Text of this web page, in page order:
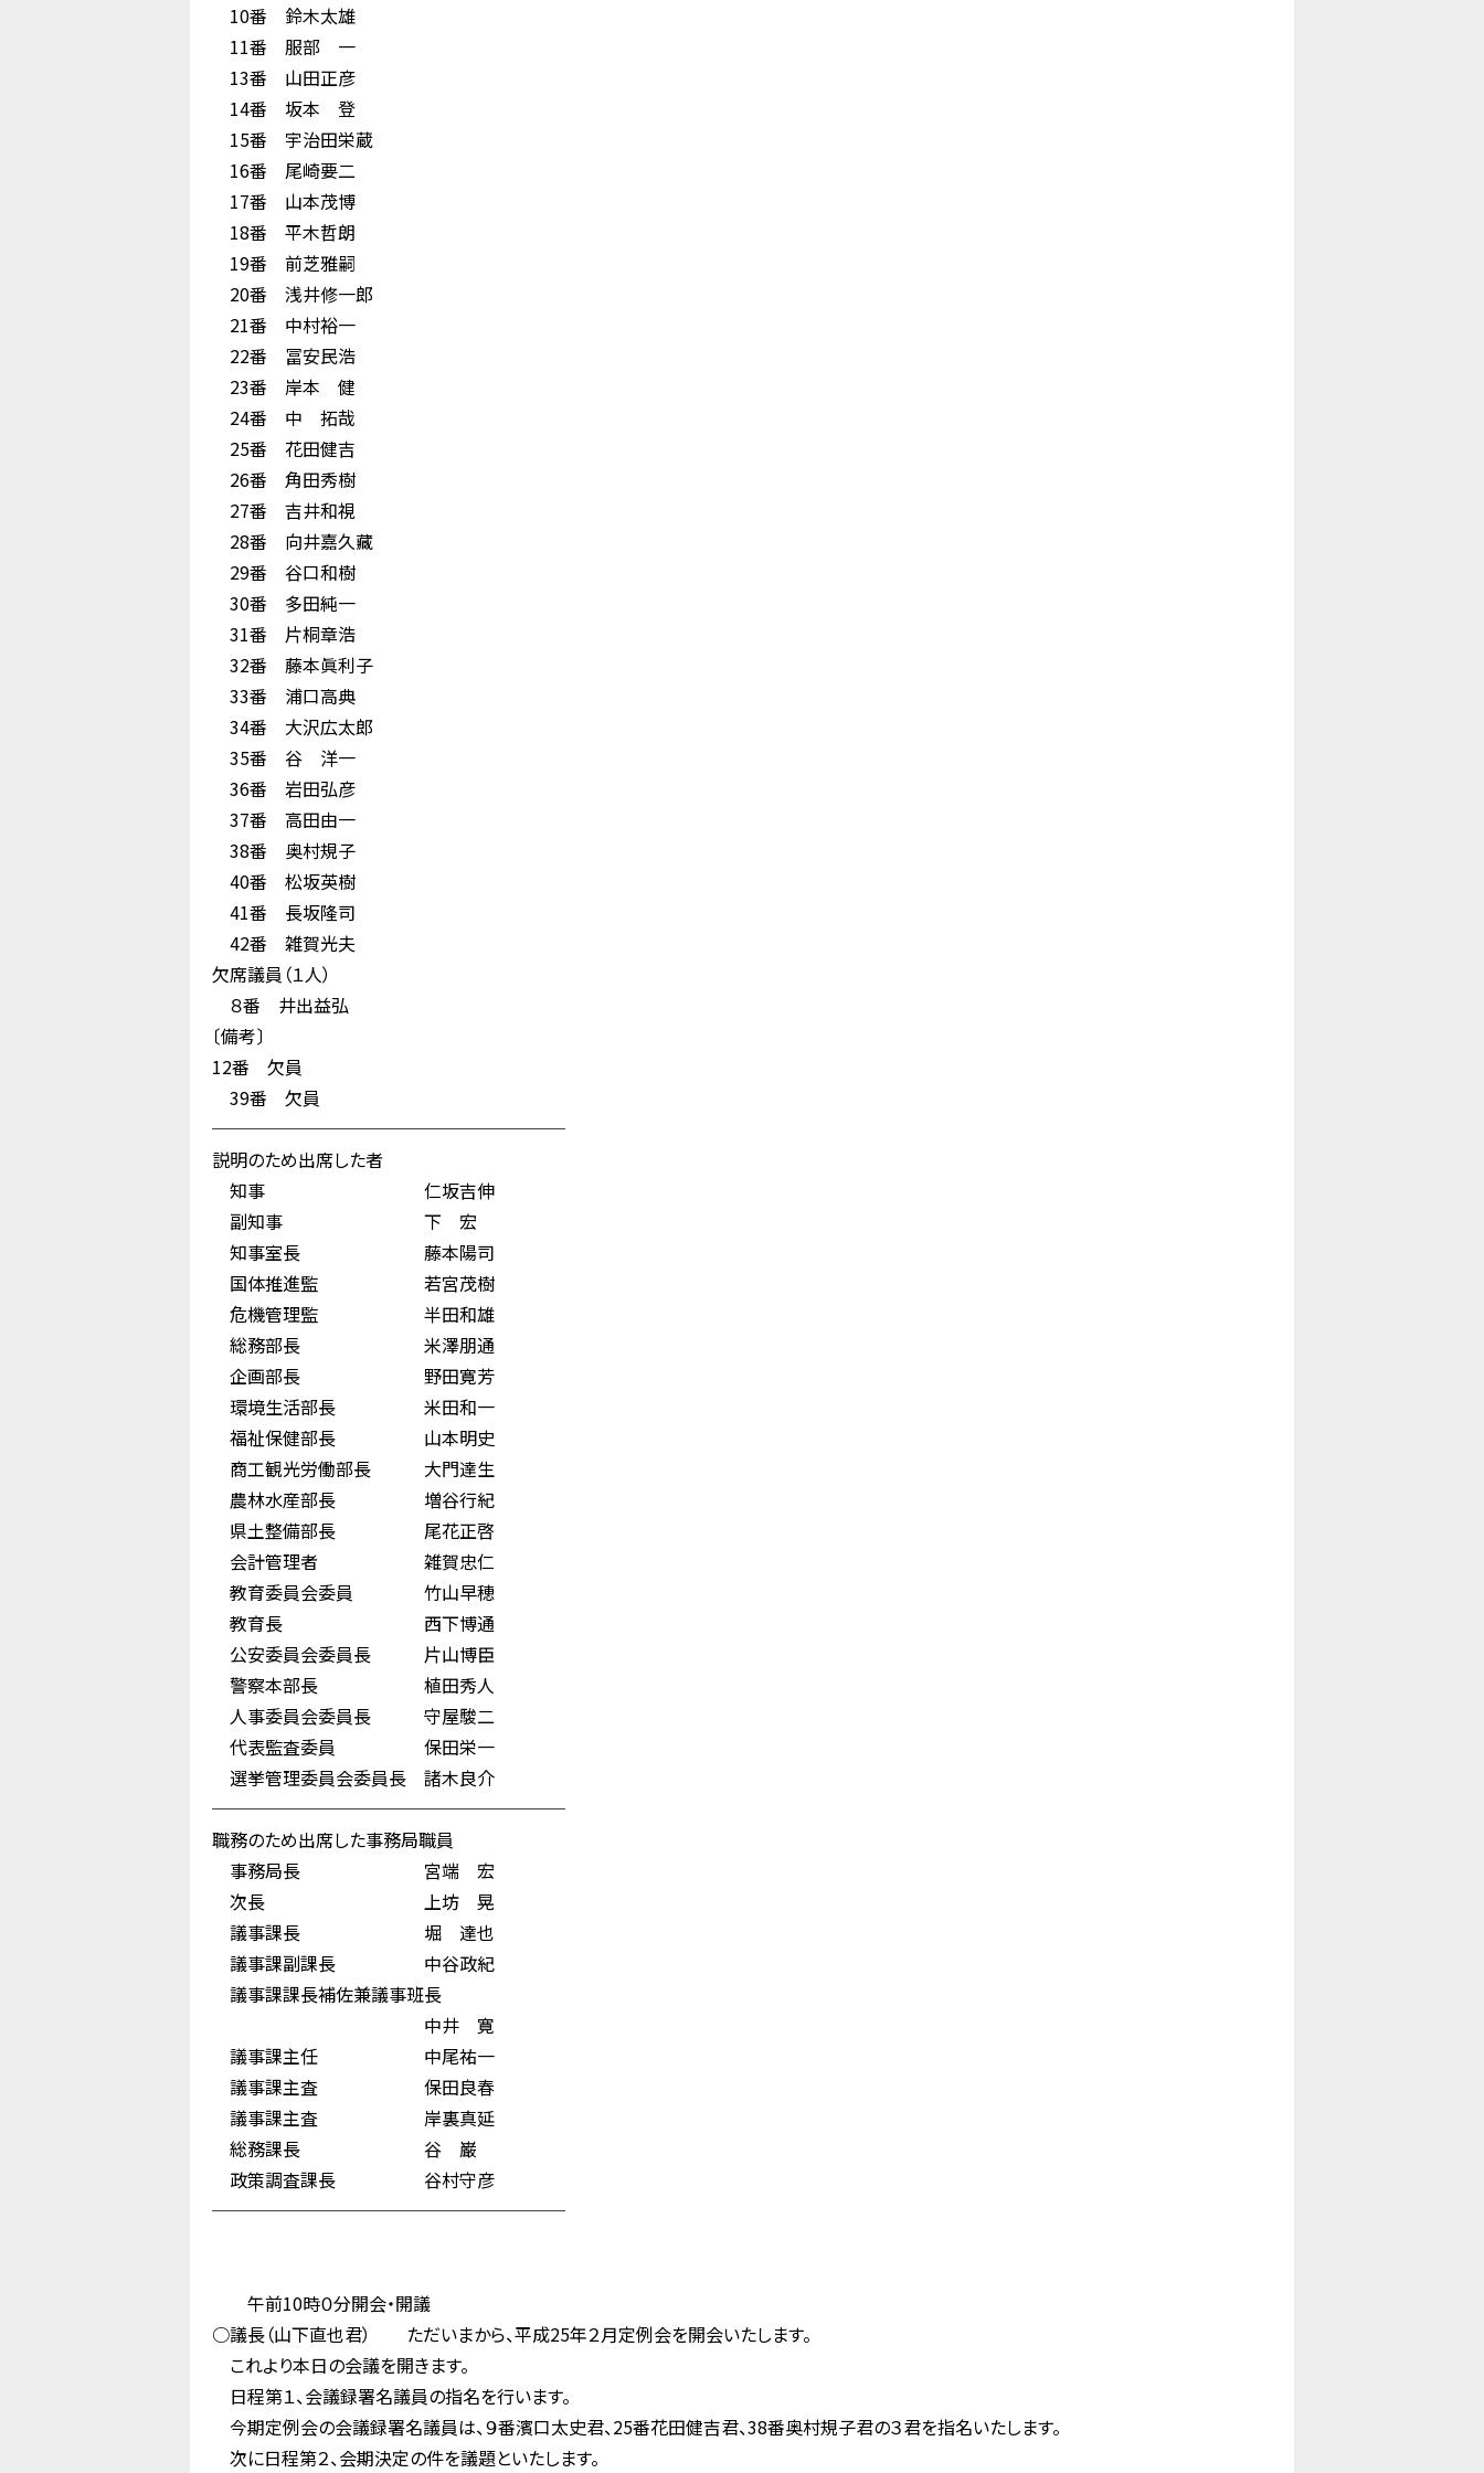
10番 鈴木太雄
11番 服部 一
13番 山田正彦
14番 坂本 登
15番 宇治田栄蔵
16番 尾崎要二
17番 山本茂博
18番 平木哲朗
19番 前芝雅嗣
20番 浅井修一郎
21番 中村裕一
22番 冨安民浩
23番 岸本 健
24番 中 拓哉
25番 花田健吉
26番 角田秀樹
27番 吉井和視
28番 向井嘉久藏
29番 谷口和樹
30番 多田純一
31番 片桐章浩
32番 藤本眞利子
33番 浦口高典
34番 大沢広太郎
35番 谷 洋一
36番 岩田弘彦
37番 高田由一
38番 奥村規子
40番 松坂英樹
41番 長坂隆司
42番 雑賀光夫
欠席議員（１人）
８番 井出益弘
〔備考〕
12番 欠員
39番 欠員
────────────────────
説明のため出席した者
知事 仁坂吉伸
副知事 下 宏
知事室長 藤本陽司
国体推進監 若宮茂樹
危機管理監 半田和雄
総務部長 米澤朋通
企画部長 野田寛芳
環境生活部長 米田和一
福祉保健部長 山本明史
商工観光労働部長 大門達生
農林水産部長 増谷行紀
県土整備部長 尾花正啓
会計管理者 雑賀忠仁
教育委員会委員 竹山早穂
教育長 西下博通
公安委員会委員長 片山博臣
警察本部長 植田秀人
人事委員会委員長 守屋駿二
代表監査委員 保田栄一
選挙管理委員会委員長 諸木良介
────────────────────
職務のため出席した事務局職員
事務局長 宮端 宏
次長 上坊 晃
議事課長 堀 達也
議事課副課長 中谷政紀
議事課課長補佐兼議事班長
中井 寛
議事課主任 中尾祐一
議事課主査 保田良春
議事課主査 岸裏真延
総務課長 谷 巌
政策調査課長 谷村守彦
────────────────────
午前10時０分開会・開議
○議長（山下直也君） ただいまから、平成25年２月定例会を開会いたします。
これより本日の会議を開きます。
日程第１、会議録署名議員の指名を行います。
今期定例会の会議録署名議員は、９番濱口太史君、25番花田健吉君、38番奥村規子君の３君を指名いたします。
次に日程第２、会期決定の件を議題といたします。